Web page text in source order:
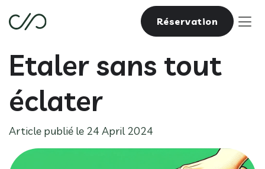
Réservation
Etaler sans tout
éclater
Article publié le 24 April 2024